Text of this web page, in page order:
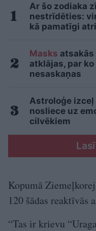
Ar šo zodiaka
nestrīdēties:
kā pamatīgi
Masks atsakās
atklājas, par
nesaskaņas
Astroloģe izceļ
nosliece uz
cilvēkiem
Kopumā
120 šādas reaktīvās
“Tas ir krievu